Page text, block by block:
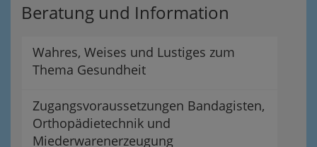
Beratung und Information
Wahres, Weises und Lustiges zum
Thema Gesundheit
Zugangsvoraussetzungen Bandagisten,
Orthopädietechnik und
Miederwarenerzeugung